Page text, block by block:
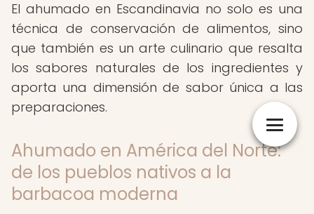
El ahumado en Escandinavia no solo es una
técnica de conservación de alimentos, sino
que también es un arte culinario que resalta
los sabores naturales de los ingredientes y
aporta una dimensión de sabor única a las
preparaciones.
Ahumado en América del Norte:
de los pueblos nativos a la
barbacoa moderna